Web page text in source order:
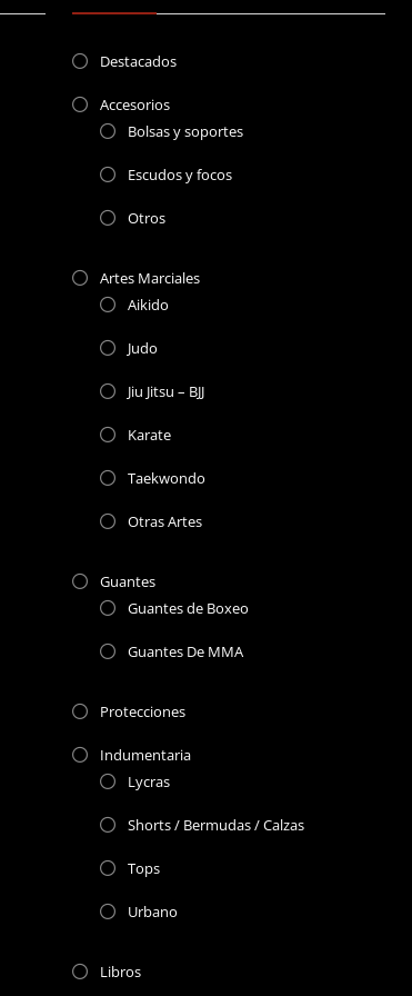
Destacados
Accesorios
Bolsas y soportes
Escudos y focos
Otros
Artes Marciales
Aikido
Judo
Jiu Jitsu – BJJ
Karate
Taekwondo
Otras Artes
Guantes
Guantes de Boxeo
Guantes De MMA
Protecciones
Indumentaria
Lycras
Shorts / Bermudas / Calzas
Tops
Urbano
Libros